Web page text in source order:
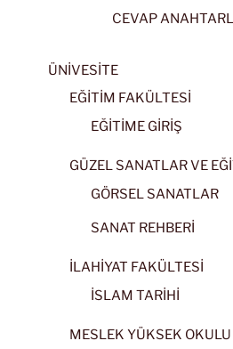
CEVAP
ÜNİVESİTE
EĞİTİM FAKÜLTESİ
EĞİTİME GİRİŞ
GÜZEL SANATLAR VE
GÖRSEL SANATLAR
SANAT REHBERİ
İLAHİYAT FAKÜLTESİ
İSLAM TARİHİ
MESLEK YÜKSEK OKULU